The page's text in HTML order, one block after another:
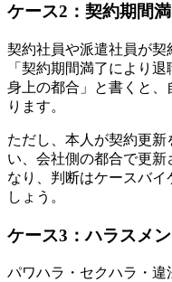
ケース2：契約期間
契約社員や派遣社員が契
「契約期間満了により
身上の都合」と書くと
ります。
ただし、本人が契約更
い、会社側の都合で更
なり、判断はケースバイ
しょう。
ケース3：ハラスメ
パワハラ・セクハラ・